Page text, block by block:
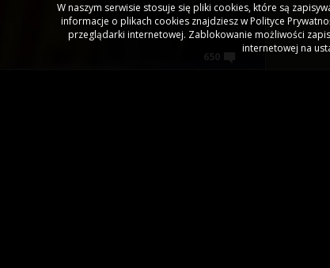
650
W naszym serwisie stosuje się pliki cookies, które są
informacje o plikach cookies znajdziesz w Polityce
przeglądarki internetowej. Zablokowanie możliwości
internetowej na